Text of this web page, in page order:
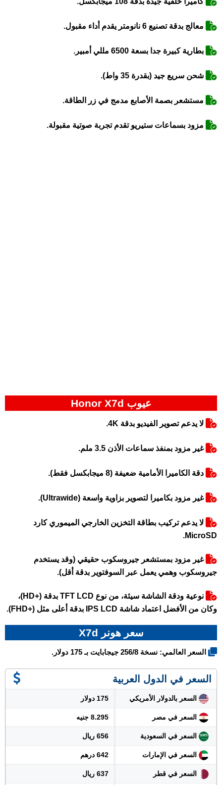
معالج بدقة تصنيع 6 نانومتر يقدم أداء مقبول.
بطارية كبيرة جدا بسعة 6500 مللي أمبير.
شحن سريع جيد (بقدرة 35 واط).
مستشعر بصمة الأصابع مدمج في زر الطاقة.
مزود بسماعات ستيريو تقدم تجربة صوتية مقبولة.
عيوب Honor X7d
لا يدعم تصوير الفيديو بدقة 4K.
غير مزود بمنفذ سماعات الأذن 3.5 ملم.
دقة الكاميرا الأمامية ضعيفة (8 ميجابكسل فقط).
غير مزود بكاميرا لتصوير بزاوية واسعة (Ultrawide).
لا يدعم تركيب بطاقة التخزين الخارجي الميموري كارد
MicroSD.
غير مزود بمستشعر جيروسكوب حقيقي (وقد يستخدم
جيروسكوب وهمي يعمل عبر السوفتوير بدقة أقل).
نوعية ودقة الشاشة سيئة، من نوع TFT LCD بدقة (+HD)،
وكان من الأفضل اعتماد شاشة IPS LCD بدقة أعلى مثل (+FHD).
سعر هونر X7d
السعر العالمي: نسخة 256/8 جيجابايت بـ 175 دولار.
السعر في الدول العربية
السعر بالدولار الأمريكي 175 دولار
السعر في مصر 8.295 جنيه
السعر في السعودية 656 ريال
السعر في الإمارات 642 درهم
السعر في قطر 637 ريال